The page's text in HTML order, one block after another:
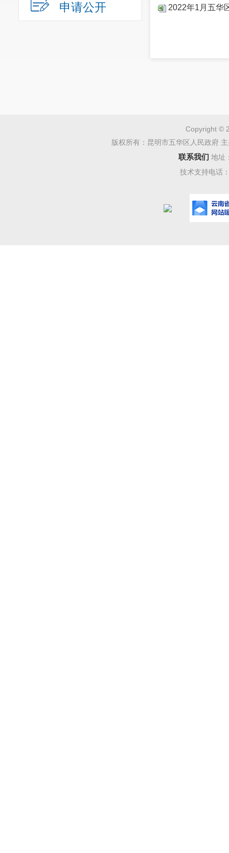
申请公开
2022年1月五华
Copyright ©
版权所有：昆明市五华区人民政府
联系我们 地址
技术支持电话